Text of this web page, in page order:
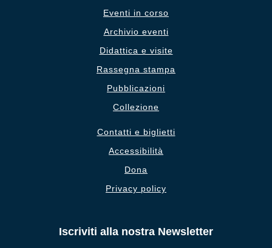
Eventi in corso
Archivio eventi
Didattica e visite
Rassegna stampa
Pubblicazioni
Collezione
Contatti e biglietti
Accessibilità
Dona
Privacy policy
Iscriviti alla nostra Newsletter